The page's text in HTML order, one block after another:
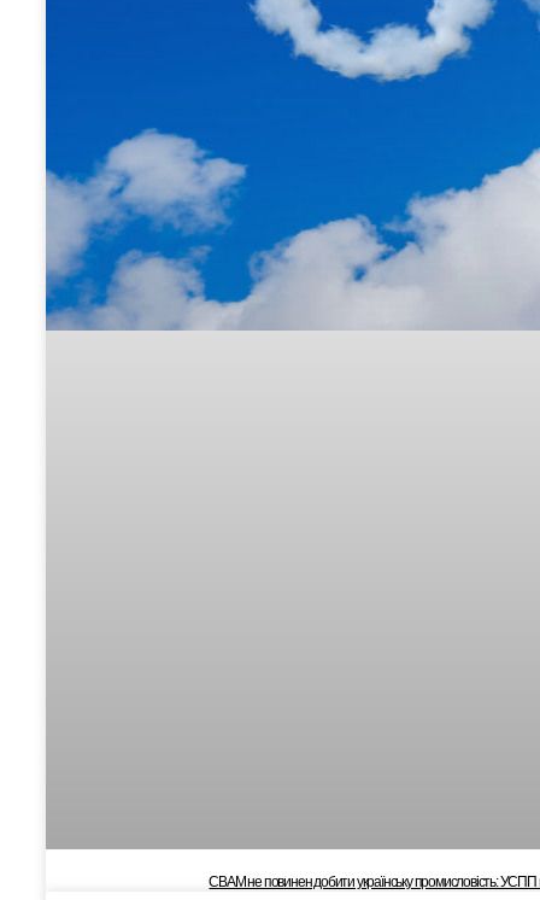
CBAM не повинен добити українську промисловість: